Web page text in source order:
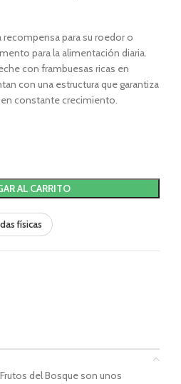
recompensa para su roedor o
para la alimentación diaria.
con frambuesas ricas en
con una estructura que garantiza
constante crecimiento.
AL CARRITO
físicas
del Bosque son unos